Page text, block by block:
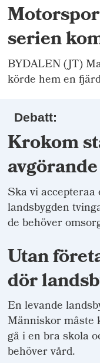
serien
BYDALEN (JT)
körde hem en
Debatt:
Krokom
Ska vi
landsbygden
de behöver
Utan
dör
En levande
Människor måste
gå i en bra skola
behöver vård.